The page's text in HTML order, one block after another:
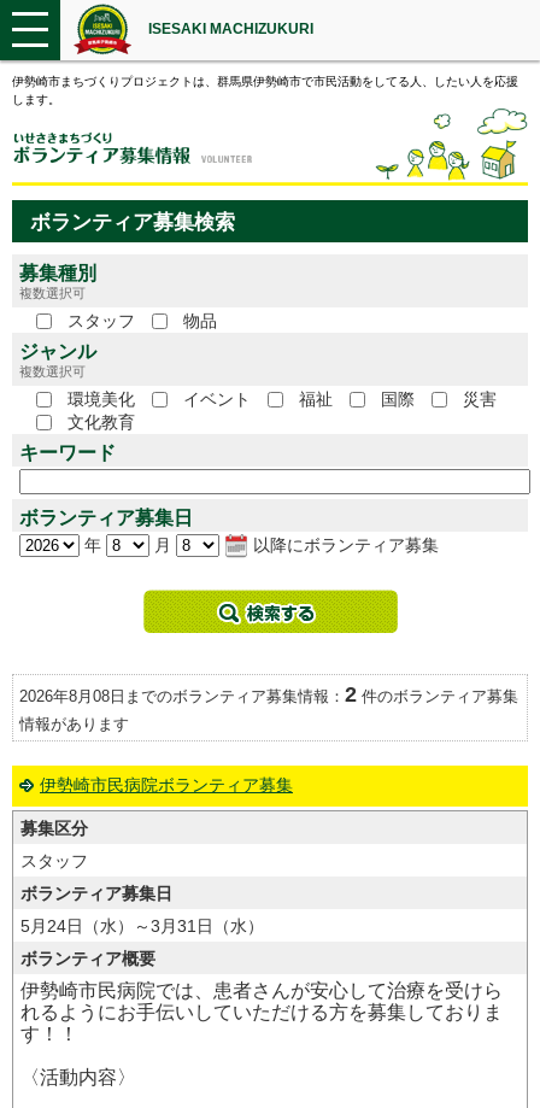
ISESAKI MACHIZUKURI
伊勢崎市まちづくりプロジェクトは、群馬県伊勢崎市で市民活動をしてる人、したい人を応援
します。
ボランティア募集検索
募集種別
複数選択可
スタッフ 物品
ジャンル
複数選択可
環境美化 イベント 福祉 国際
災害
文化教育
キーワード
ボランティア募集日
年 月 以降にボランティア募集
2026年8月08日までのボランティア募集情報： 2 件のボランティア募集
情報があります
伊勢崎市民病院ボランティア募集
募集区分
スタッフ
ボランティア募集日
5月24日（水）～3月31日（水）
ボランティア概要
伊勢崎市民病院では、患者さんが安心して治療を受けら
れるようにお手伝いしていただける方を募集しておりま
す！！
〈活動内容〉